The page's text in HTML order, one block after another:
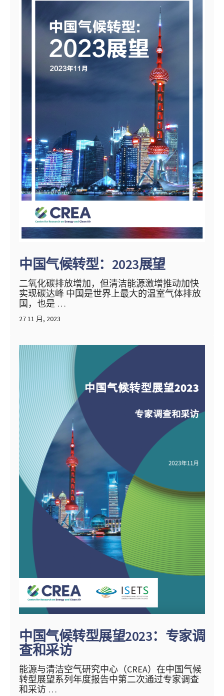
中国气候转型：2023展望
二氧化碳排放增加，但清洁能源激增推动加快
实现碳达峰 中国是世界上最大的温室气体排放
国，也是 …
27 11 月, 2023
中国气候转型展望2023：专家调
查和采访
能源与清洁空气研究中心（CREA）在中国气候
转型展望系列年度报告中第二次通过专家调查
和采访 …